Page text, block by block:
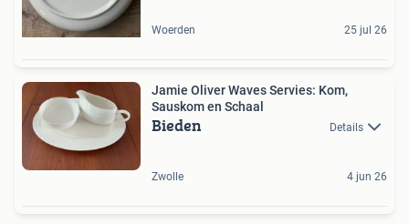
Woerden 25 jul 26
Jamie Oliver Waves Servies: Kom,
Sauskom en Schaal
Bieden Details
Zwolle 4 jun 26